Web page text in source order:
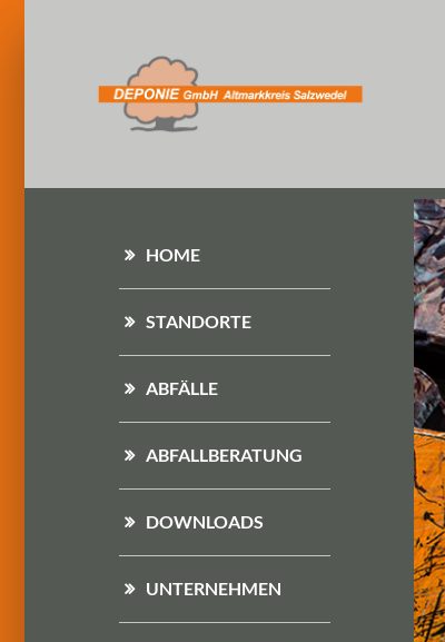
HOME
STANDORTE
ABFÄLLE
ABFALLBERATUNG
DOWNLOADS
UNTERNEHMEN